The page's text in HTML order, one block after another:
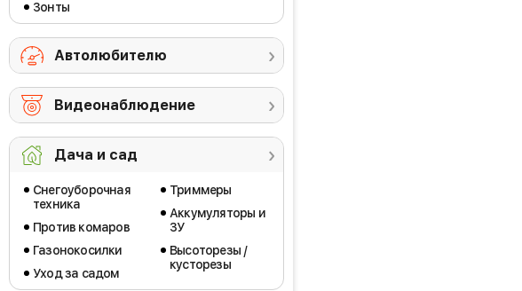
Зонты
Автолюбителю
Видеонаблюдение
Дача и сад
Снегоуборочная
техника
Против комаров
Газонокосилки
Уход за садом
Триммеры
Аккумуляторы и
ЗУ
Высоторезы /
кусторезы